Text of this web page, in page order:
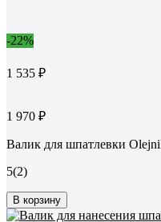
-22%
1 535 ₽
1 970 ₽
Валик для шпатлевки
5(2)
В корзину